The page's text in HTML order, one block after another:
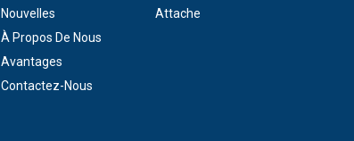
Nouvelles
À Propos De Nous
Avantages
Contactez-Nous
Attache